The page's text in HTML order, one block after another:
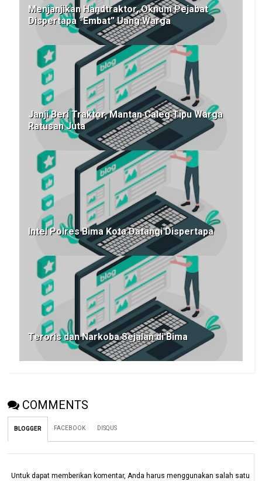
Menjanjikan Handtraktor, Oknum Pejabat
Dispertapa “Embat” Uang Warga
Janji Beri Traktor, Mantan Caleg Tipu Warga
Ratusan Juta
Intel Polres Bima Kota Datangi Dispertapa
Teroris dan Narkoba Sejalan di Bima
COMMENTS
BLOGGER FACEBOOK DISQUS
Untuk dapat memberikan komentar, Anda harus menggunakan salah satu